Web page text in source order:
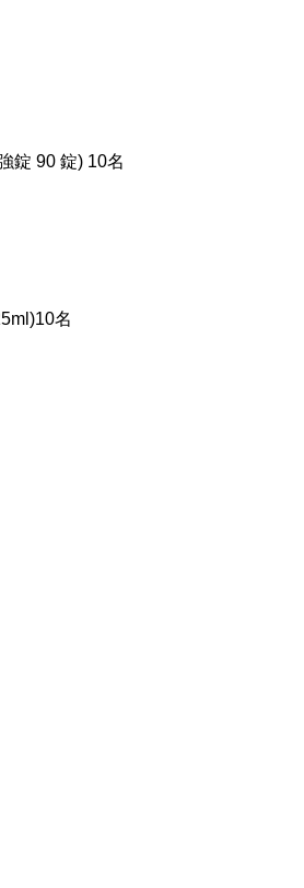
錠 90 錠) 10名
10名